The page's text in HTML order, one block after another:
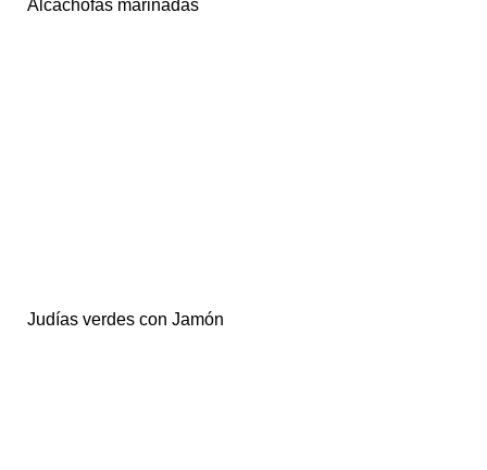
Alcachofas marinadas
Judías verdes con Jamón